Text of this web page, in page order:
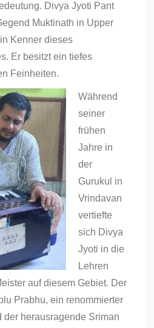
Divya Jyoti Pant
Muktinath in Upper
Kenner dieses
Er besitzt ein tiefes
Feinheiten.
Während
seiner
frühen
Jahre in
der
Gurukul in
Vrindavan
vertiefte
sich Divya
Jyoti in die
Lehren
auf diesem Gebiet. Der
Prabhu, ein renommierter
der herausragende Sriman